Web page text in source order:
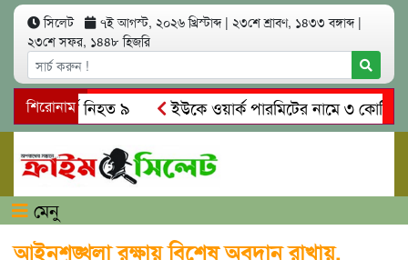
সিলেট ৭ই আগস্ট, ২০২৬ খ্রিস্টাব্দ | ২৩শে শ্রাবণ, ১৪৩৩ বঙ্গাব্দ |
২৩শে সফর, ১৪৪৮ হিজরি
শিরোনামনিহত ৯
ইউকে ওয়ার্ক পারমিটের নামে ৩ কোটি ৬০
গ্রেপ্তারের দাবি স্থানীয়দের
গোয়াইনঘাটে আলিম উদ্দিনের
মেনু
আইনশৃঙ্খলা রক্ষায় বিশেষ অবদান রাখায়,